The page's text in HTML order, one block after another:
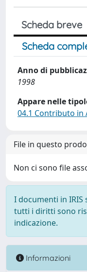
Scheda breve
Scheda
Anno di
1998
Appare nelle
04.1 Contributo in
File in questo
Non ci sono file
I documenti in
tutti i diritti sono
indicazione.
Informazioni